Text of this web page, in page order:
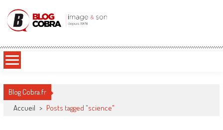
Blog Cobra
Blog Cobra.fr
Accueil > Posts tagged "science"